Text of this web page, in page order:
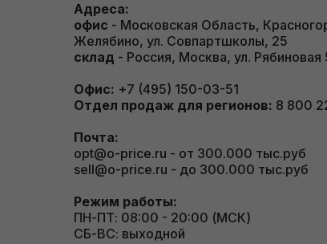
Адреса:
офис - Московская Область,
Желябино, ул. Совпартшколы, 25
склад - Россия, Москва, ул.
Офис: +7 (495) 150-03-51
Отдел продаж для регионов: 8 800
Почта:
opt@o-price.ru - от 300.000 тыс.руб
sell@o-price.ru - до 300.000 тыс.руб
Режим работы:
ПН-ПТ: 08:00 - 20:00 (МСК)
СБ-ВС: выходной